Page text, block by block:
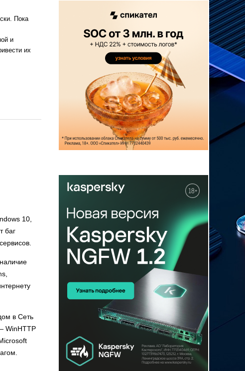
Пока
и
их
10,
баг
наличие
в Сеть
WinHTTP